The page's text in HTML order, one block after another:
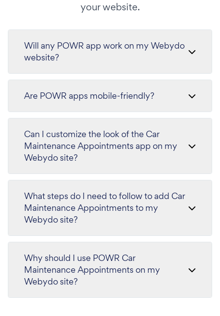
your website.
Will any POWR app work on my Webydo
website?
Are POWR apps mobile-friendly?
Can I customize the look of the Car
Maintenance Appointments app on my
Webydo site?
What steps do I need to follow to add Car
Maintenance Appointments to my
Webydo site?
Why should I use POWR Car
Maintenance Appointments on my
Webydo site?